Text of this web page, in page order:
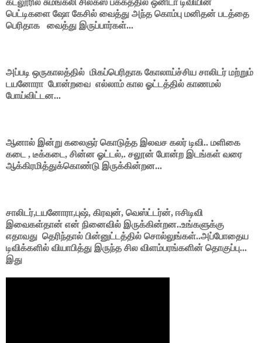
பெட்டிகளை ஷோ கேசில் வைத்து அந்த கொம்பு மனிதன் படத்தை
பெரிதாக வைத்து இருப்பார்கள்...
அப்படி ஒருகாலத்தில் மிகப்பெரிதாக கோலாய்ச்சிய சாலிடர் மற்றும்
டயனோரா போன்றவை எல்லாம் கால ஓட்டத்தில் காணமல்
போய்விட்டன...
ஆனால் இன்று கலைஞர் கொடுத்த இலவச கலர் டிவி.. மளிகை
கடை , டீக்கடை, சின்ன ஓட்டல்,. சலூன் போன்ற இடங்கள் வரை
ஆக்கிரமித்துக்கொண்டு இருக்கின்றன...
சாலிடர்,டயனோரா,புஷ், கிரவுன், வெஸ்ட்டர்ன், ஈசிடிவி
இவைகள்தான் என் நினைவில் இருக்கின்றன..உங்களுக்கு
எதாவது தெரிந்தால் பின்னுட்டத்தில் சொல்லுங்கள்..அப்போதைய
டிவிக்களில் வியாபித்து இருந்த சில விளம்பரங்களின் தொகுப்பு...
இது